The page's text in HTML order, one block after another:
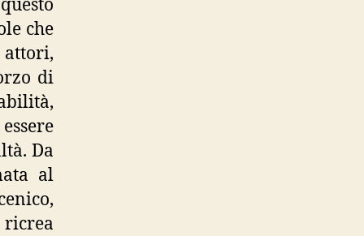
che
di
Da
al
ricrea